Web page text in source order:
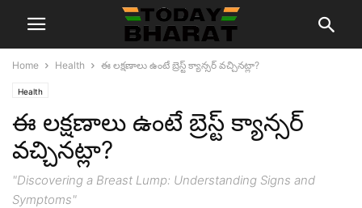
Home Health ఈ లక్షణాలు ఉంటే బ్రెస్ట్ క్యాన్సర్ వచ్చినట్లా?
Health
ఈ లక్షణాలు ఉంటే బ్రెస్ట్ క్యాన్సర్
వచ్చినట్లా?
"Discovering a Breast Lump: Understanding Signs and
Symptoms"